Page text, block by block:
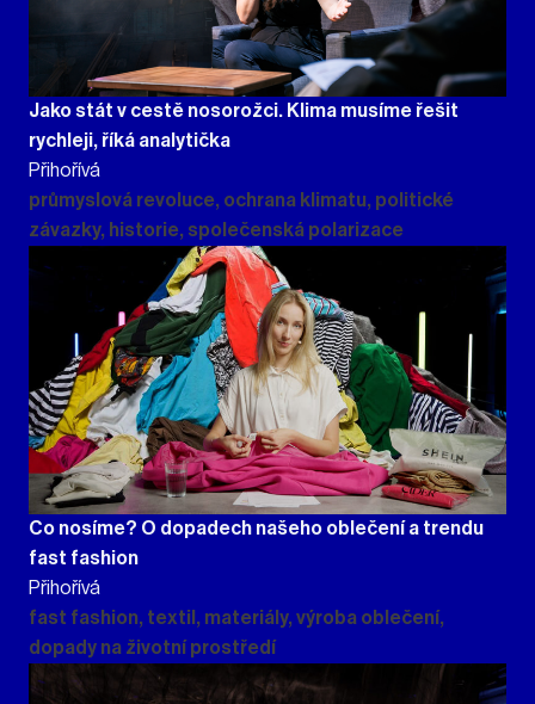
Jako stát v cestě nosorožci. Klima musíme řešit
rychleji, říká analytička
Přihořívá
průmyslová revoluce, ochrana klimatu, politické
závazky, historie, společenská polarizace
Co nosíme? O dopadech našeho oblečení a trendu
fast fashion
Přihořívá
fast fashion, textil, materiály, výroba oblečení,
dopady na životní prostředí